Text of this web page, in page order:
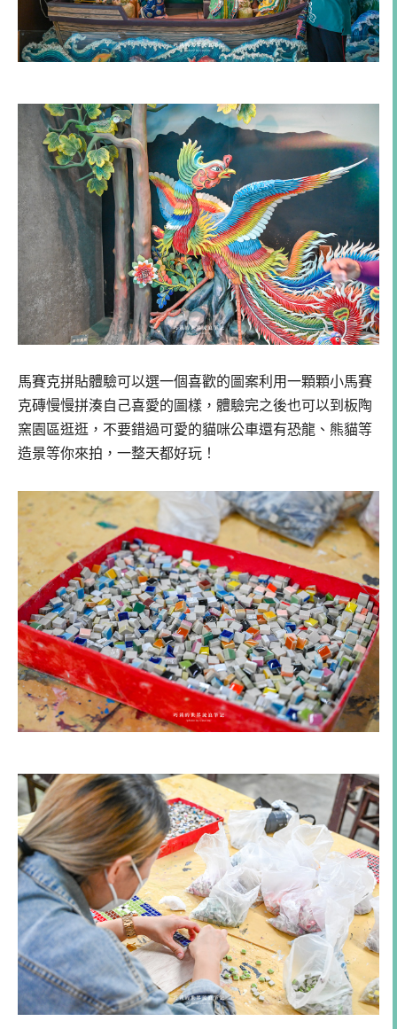
馬賽克拼貼體驗可以選一個喜歡的圖案利用一顆顆小馬賽
克磚慢慢拼湊自己喜愛的圖樣，體驗完之後也可以到板陶
窯園區逛逛，不要錯過可愛的貓咪公車還有恐龍、熊貓等
造景等你來拍，一整天都好玩！